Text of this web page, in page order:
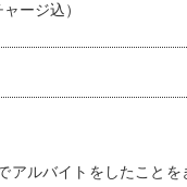
ャージ込）
ルバイトをしたことを